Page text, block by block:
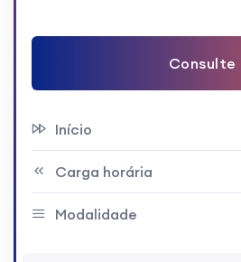
Consulte
Início
Carga horária
Modalidade